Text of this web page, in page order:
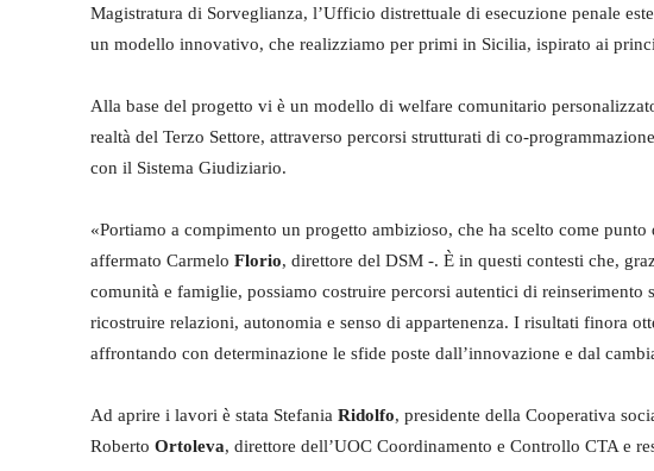
Magistratura di Sorveglianza, l’Ufficio distrettuale di esecuzione penale
un modello innovativo, che realizziamo per primi in Sicilia, ispirato ai
Alla base del progetto vi è un modello di welfare comunitario
realtà del Terzo Settore, attraverso percorsi strutturati di co-
con il Sistema Giudiziario.
«Portiamo a compimento un progetto ambizioso, che ha scelto come
affermato Carmelo Florio, direttore del DSM -. È in questi contesti che,
comunità e famiglie, possiamo costruire percorsi autentici di reinserimento
ricostruire relazioni, autonomia e senso di appartenenza. I risultati finora
affrontando con determinazione le sfide poste dall’innovazione e dal
Ad aprire i lavori è stata Stefania Ridolfo, presidente della Cooperativa
Roberto Ortoleva, direttore dell’UOC Coordinamento e Controllo CTA e